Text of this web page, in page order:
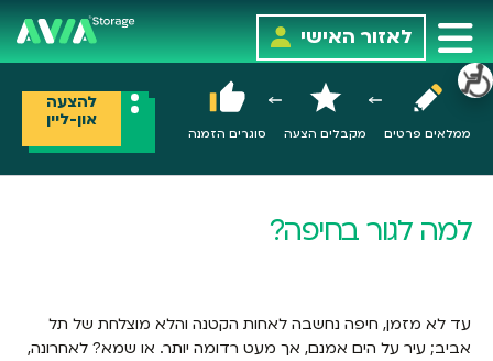
לאזור האישי
ממלאים פרטים מקבלים הצעה סוגרים הזמנה
להצעה
און-ליין
למה לגור בחיפה?
עד לא מזמן, חיפה נחשבה לאחות הקטנה והלא מוצלחת של תל
אביב; עיר על הים אמנם, אך מעט רדומה יותר. או שמא? לאחרונה,